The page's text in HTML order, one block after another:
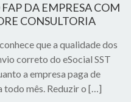
DA EMPRESA COM
CONSULTORIA
que a qualidade dos
correto do eSocial SST
a empresa paga de
mês. Reduzir o […]